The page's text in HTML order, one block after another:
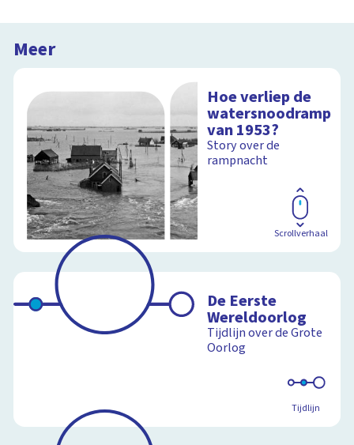
Meer
Hoe verliep de
watersnoodramp
van 1953?
Story over de
rampnacht
Scrollverhaal
De Eerste
Wereldoorlog
Tijdlijn over de Grote
Oorlog
Tijdlijn